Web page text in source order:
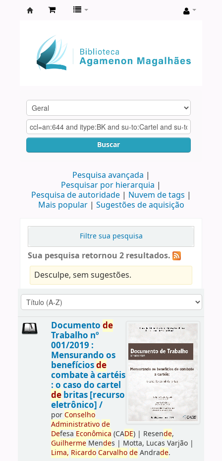
Agamenon
Magalhães
Buscar
Pesquisa avançada
Pesquisar por hierarquia
Pesquisa de autoridade
Nuvem de tags
Mais popular
Sugestões de aquisição
Filtre sua pesquisa
Sua pesquisa retornou 2 resultados.
Desculpe, sem sugestões.
Documento de
Trabalho nº
001/2019 :
Mensurando os
benefíciosde
combate à cartéis
: o caso do cartel
debritas [recurso
eletrônico] /
porConselho
Administrativo de
Defesa Econômica (CADE)| Resende,
GuilhermeMendes | Motta, Lucas Varjão|
Lima, Ricardo Carvalho deAndrade.